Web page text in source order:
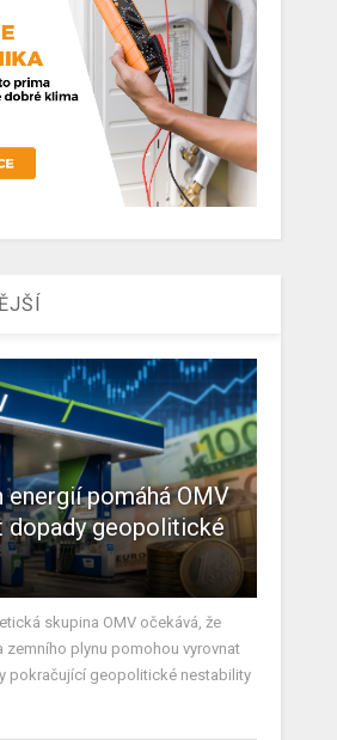
energií pomáhá OMV
dopady geopolitické
skupina OMV očekává, že
zemního plynu pomohou vyrovnat
pokračující geopolitické nestability